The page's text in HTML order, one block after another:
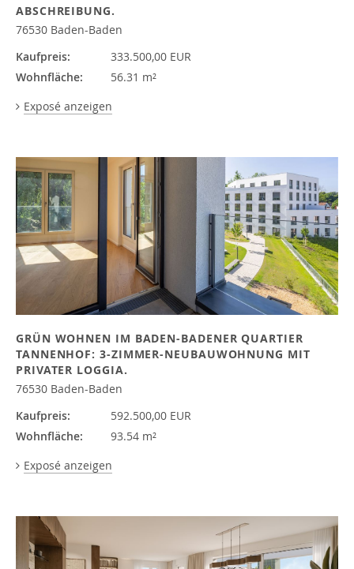
ABSCHREIBUNG.
76530 Baden-Baden
Kaufpreis:
333.500,00 EUR
Wohnfläche:
56.31 m²
Exposé anzeigen
GRÜN WOHNEN IM BADEN-BADENER QUARTIER
TANNENHOF: 3-ZIMMER-NEUBAUWOHNUNG MIT
PRIVATER LOGGIA.
76530 Baden-Baden
Kaufpreis:
592.500,00 EUR
Wohnfläche:
93.54 m²
Exposé anzeigen